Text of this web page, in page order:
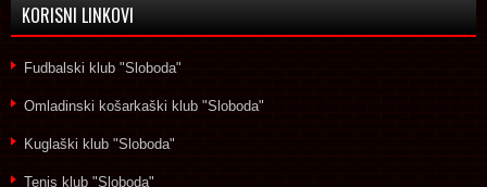
KORISNI LINKOVI
Fudbalski klub "Sloboda"
Omladinski košarkaški klub "Sloboda"
Kuglaški klub "Sloboda"
Tenis klub "Sloboda"